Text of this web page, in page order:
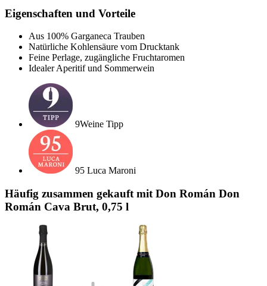
Eigenschaften und Vorteile
Aus 100% Garganeca Trauben
Natürliche Kohlensäure vom Drucktank
Feine Perlage, zugängliche Fruchtaromen
Idealer Aperitif und Sommerwein
9Weine Tipp
95 Luca Maroni
Häufig zusammen gekauft mit Don Román Don
Román Cava Brut, 0,75 l